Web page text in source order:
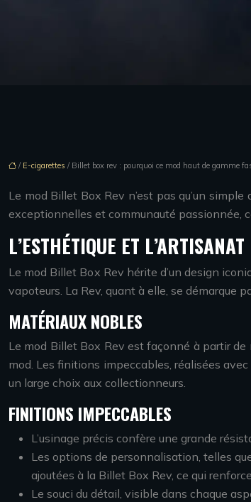
/ E-cigarettes / Billet box rev : pourquoi ce mod haut de gamme
Le mod Billet Box Rev n’est pas qu’un
exceptionnelles et communauté passionnée,
L’ESTHÉTIQUE ET
Le mod Billet Box Rev hérite d’un design
vapoteurs. La Rev, quant à elle, se démarque
MATÉRIAUX NOBLES
Le mod Billet Box Rev est façonné à partir de
mod. Les finitions impeccables, réalisées
un large choix aux collectionneurs.
FINITIONS IMPECCABLES
L’usinage précis confère une grande
Les options de personnalisation, telles
ajoutées à la Billet Box Rev, ce qui
Le souci du détail, visible dans chaque